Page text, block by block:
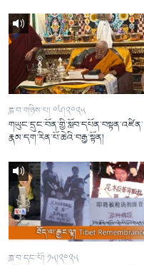
ཟླ་བ་གཉིས་པ། ༠༦།༢༠༢༥
གཡུང་དྲུང་བོན་གྱི་སློབ་དཔོན་བསྟན་འཛིན་
རྣམ་དག་རིན་པོ་ཆེའི་བརྒྱ་སྟོན།
ཟླ་བ་དང་པོ། ༡༥།༢༠༢༥